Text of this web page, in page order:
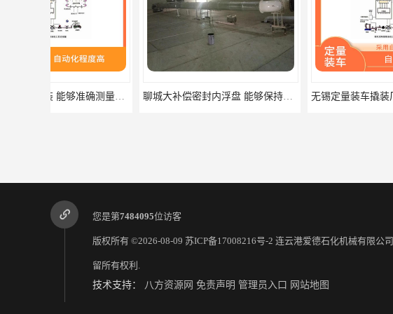
聊城大补偿密封内浮盘 能够保持液体的密闭状态 无锡定量装车撬装厂家 采用模块化设计和标准化部件
长春车间活动梯厂家 可移动性和安全性较高 具有较长的使用寿命和耐用性
您是第7484095位访客
版权所有 ©2026-08-09 苏ICP备17008216号-2 连云港爱德石化机械有限公司
留所有权利.
技术支持： 八方资源网 免责声明 管理员入口 网站地图